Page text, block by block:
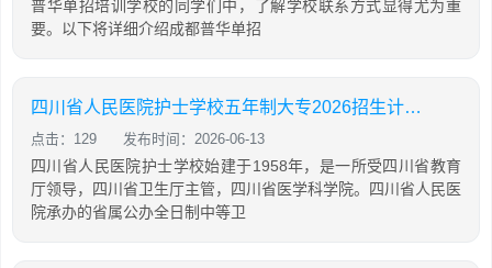
普华单招培训学校的同学们中，了解学校联系方式显得尤为重
要。以下将详细介绍成都普华单招
四川省人民医院护士学校五年制大专2026招生计划「2026年更新」
点击：129 发布时间：2026-06-13
四川省人民医院护士学校始建于1958年，是一所受四川省教育
厅领导，四川省卫生厅主管，四川省医学科学院。四川省人民医
院承办的省属公办全日制中等卫